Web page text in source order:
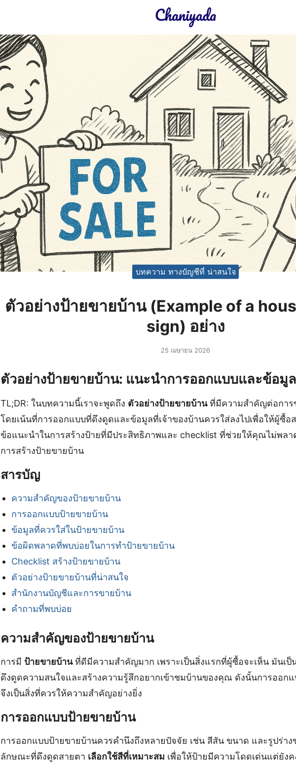
บทความ ทางบัญชีที่ น่าสนใจ
ตัวอย่างป้ายขายบ้าน (Example of a
sign) อย่าง
25 เมษายน 2026
ตัวอย่างป้ายขายบ้าน: แนะนำการออกแบบและข้อมู
TL;DR: ในบทความนี้เราจะพูดถึง ตัวอย่างป้ายขายบ้านที่มีความสำคัญต่อการ
โดยเน้นที่การออกแบบที่ดึงดูดและข้อมูลที่เจ้าของบ้านควรใส่ลงไปเพื่อให้ผู้ซื้อ
ข้อแนะนำในการสร้างป้ายที่มีประสิทธิภาพและ checklist ที่ช่วยให้คุณไม่พล
การสร้างป้ายขายบ้าน
สารบัญ
ความสำคัญของป้ายขายบ้าน
การออกแบบป้ายขายบ้าน
ข้อมูลที่ควรใส่ในป้ายขายบ้าน
ข้อผิดพลาดที่พบบ่อยในการทำป้ายขายบ้าน
Checklist สร้างป้ายขายบ้าน
ตัวอย่างป้ายขายบ้านที่น่าสนใจ
สำนักงานบัญชีและการขายบ้าน
คำถามที่พบบ่อย
ความสำคัญของป้ายขายบ้าน
การมี ป้ายขายบ้านที่ดีมีความสำคัญมาก เพราะเป็นสิ่งแรกที่ผู้ซื้อจะเห็น มันเ
ดึงดูดความสนใจและสร้างความรู้สึกอยากเข้าชมบ้านของคุณ ดังนั้นการออก
จึงเป็นสิ่งที่ควรให้ความสำคัญอย่างยิ่ง
การออกแบบป้ายขายบ้าน
การออกแบบป้ายขายบ้านควรคำนึงถึงหลายปัจจัย เช่น สีสัน ขนาด และรูปร่าง
ลักษณะที่ดึงดูดสายตา เลือกใช้สีที่เหมาะสม เพื่อให้ป้ายมีความโดดเด่นแต่ยัง